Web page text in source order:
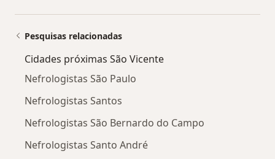
Pesquisas relacionadas
Cidades próximas São Vicente
Nefrologistas São Paulo
Nefrologistas Santos
Nefrologistas São Bernardo do Campo
Nefrologistas Santo André